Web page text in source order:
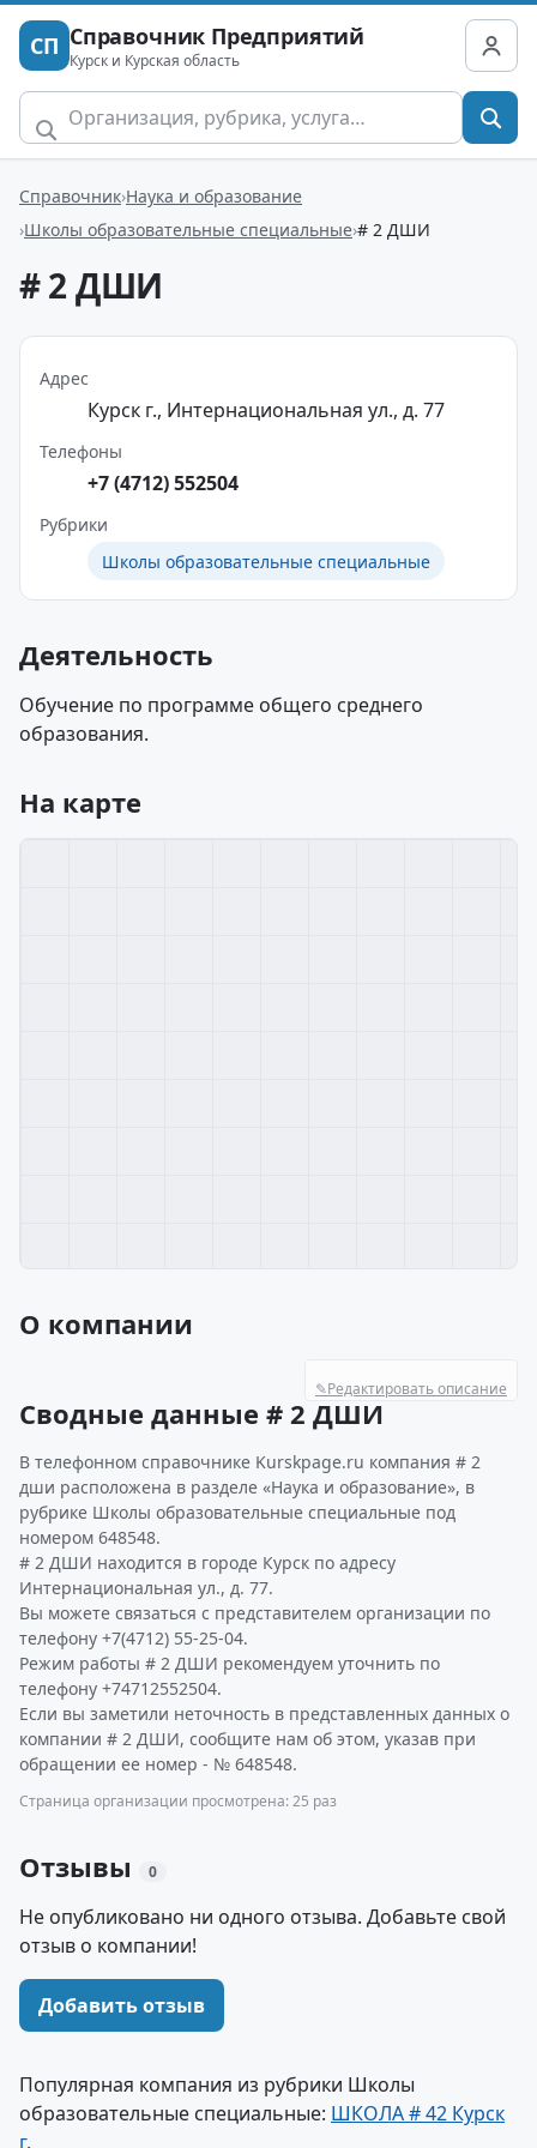
СП Справочник Предприятий
Курск и Курская область
Справочник Наука и образование
Школы образовательные специальные # 2 ДШИ
# 2 ДШИ
Адрес
Курск г., Интернациональная ул., д. 77
Телефоны
+7 (4712) 552504
Рубрики
Школы образовательные специальные
Деятельность
Обучение по программе общего среднего
образования.
На карте
О компании
✎Редактировать описание
Сводные данные # 2 ДШИ
В телефонном справочнике Kurskpage.ru компания # 2
дши расположена в разделе «Наука и образование», в
рубрике Школы образовательные специальные под
номером 648548.
# 2 ДШИ находится в городе Курск по адресу
Интернациональная ул., д. 77.
Вы можете связаться с представителем организации по
телефону +7(4712) 55-25-04.
Режим работы # 2 ДШИ рекомендуем уточнить по
телефону +74712552504.
Если вы заметили неточность в представленных данных о
компании # 2 ДШИ, сообщите нам об этом, указав при
обращении ее номер - № 648548.
Страница организации просмотрена: 25 раз
Отзывы 0
Не опубликовано ни одного отзыва. Добавьте свой
отзыв о компании!
Добавить отзыв
Популярная компания из рубрики Школы
образовательные специальные: ШКОЛА # 42 Курск
г.